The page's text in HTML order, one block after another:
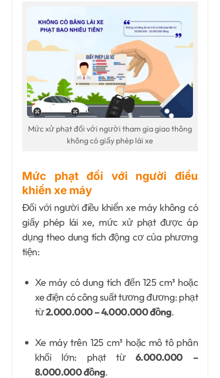
Mức xử phạt đối với người tham gia giao thông
không có giấy phép lái xe
Mức phạt đối với người điều
khiển xe máy
Đối với người điều khiển xe máy không có
giấy phép lái xe, mức xử phạt được áp
dụng theo dung tích động cơ của phương
tiện:
Xe máy có dung tích đến 125 cm³ hoặc
xe điện có công suất tương đương: phạt
từ2.000.000 – 4.000.000 đồng.
Xe máy trên 125 cm³ hoặc mô tô phân
khối lớn: phạt từ6.000.000 –
8.000.000 đồng.